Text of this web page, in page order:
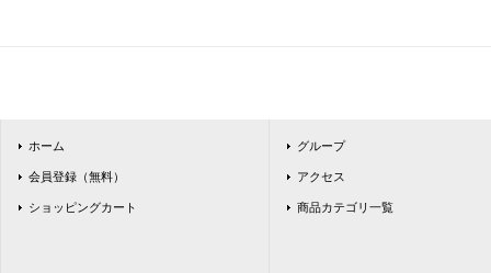
ホーム
会員登録（無料）
ショッピングカート
グループ
アクセス
商品カテゴリ一覧